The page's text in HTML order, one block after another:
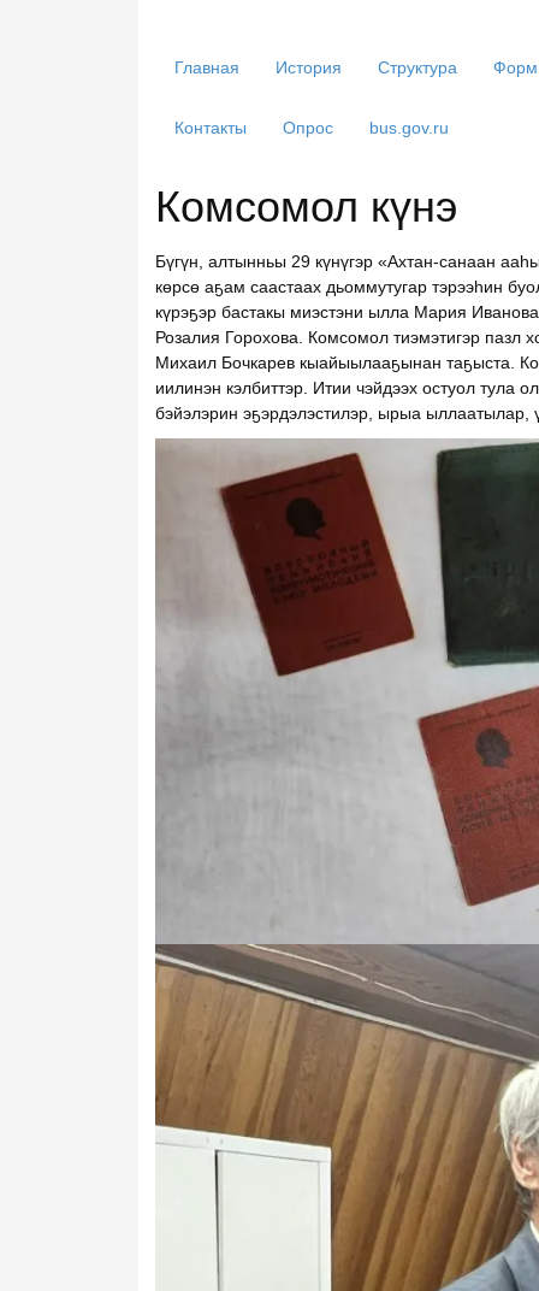
Главная История Структура
Контакты Опрос bus.gov.ru
Комсомол күнэ
Бүгүн, алтынньы 29 күнүгэр «Ахтан-санаан
көрсө аҕам саастаах дьоммутугар тэрээһин
күрэҕэр бастакы миэстэни ылла Мария
Розалия Горохова. Комсомол тиэмэтигэр пазл
Михаил Бочкарев кыайыылааҕынан таҕыста.
иилинэн кэлбиттэр. Итии чэйдээх остуол тула
бэйэлэрин эҕэрдэлэстилэр, ырыа ыллаатылар,